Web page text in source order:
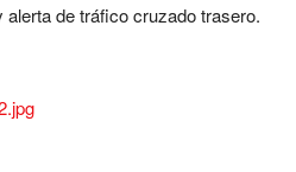
alerta de tráfico cruzado trasero.